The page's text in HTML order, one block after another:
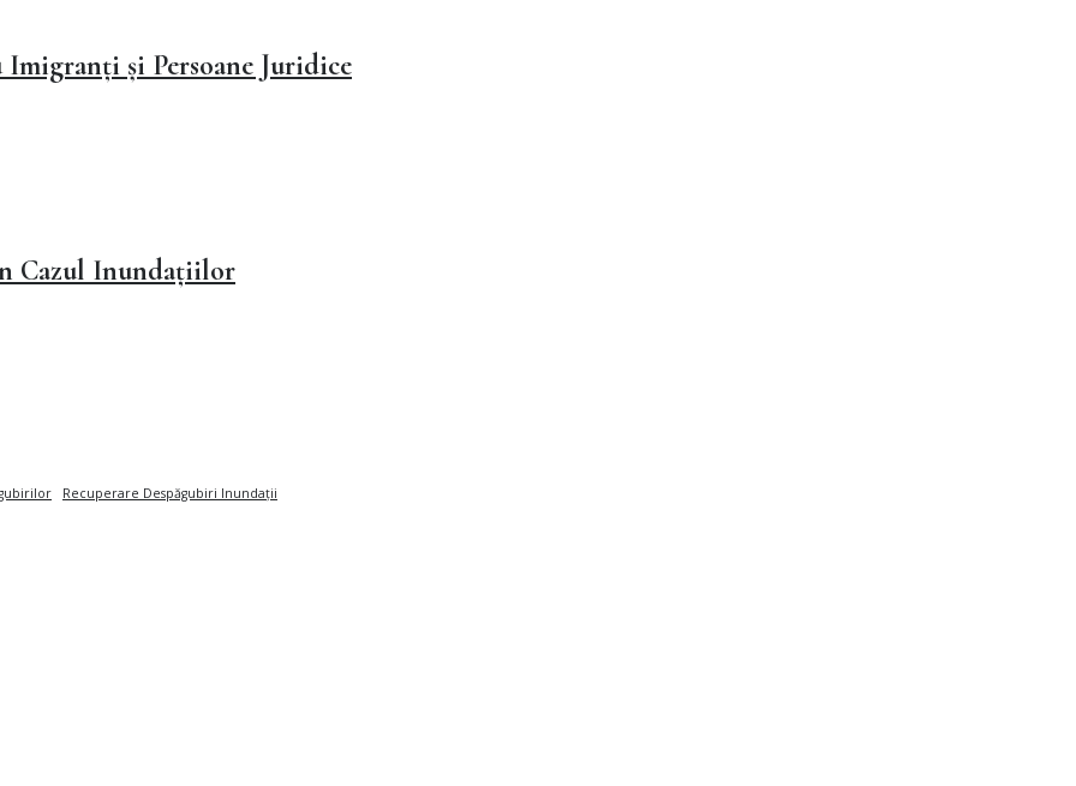
și Persoane Juridice
Cazul Inundațiilor
Recuperare Despăgubiri Inundații